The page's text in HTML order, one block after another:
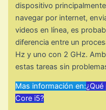
dispositivo
navegar por internet,
videos en línea, es
diferencia entre un
Hz y uno con 2 GHz.
estas tareas sin
Mas información en:
Core i5?